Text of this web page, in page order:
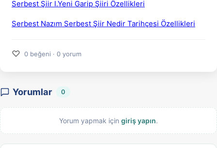
Serbest Şiir I.Yeni Garip Şiiri Özellikleri
Serbest Nazım Serbest Şiir Nedir Tarihçesi Özellikleri
♡ 0 beğeni · 0 yorum
Yorumlar 0
Yorum yapmak için giriş yapın.